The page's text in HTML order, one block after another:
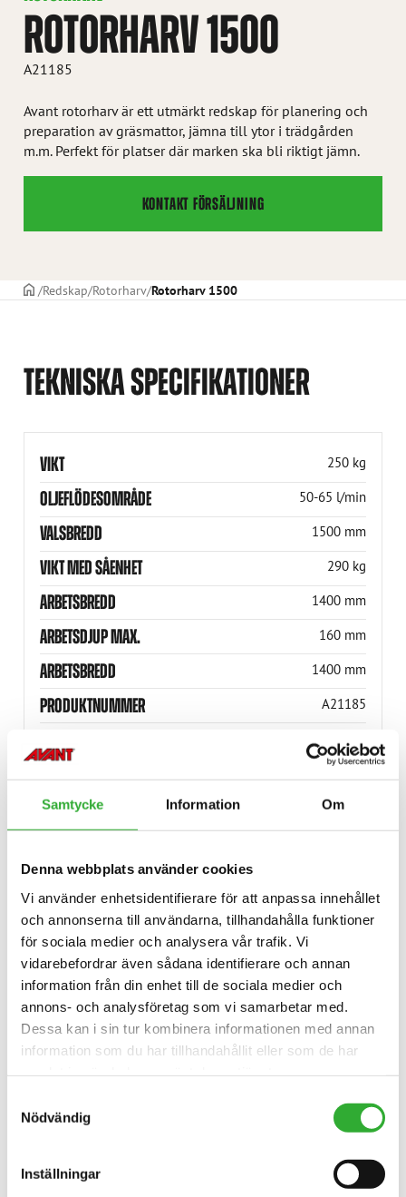
Samtycke Information Om
Denna webbplats använder cookies
Vi använder enhetsidentifierare för att anpassa innehållet
och annonserna till användarna, tillhandahålla funktioner
för sociala medier och analysera vår trafik. Vi
vidarebefordrar även sådana identifierare och annan
information från din enhet till de sociala medier och
annons- och analysföretag som vi samarbetar med.
Dessa kan i sin tur kombinera informationen med annan
information som du har tillhandahållit eller som de har
Nödvändig
Inställningar
ROTORHARV 1500
A21185
Avant rotorharv är ett utmärkt redskap för planering och
preparation av gräsmattor, jämna till ytor i trädgården
m.m. Perfekt för platser där marken ska bli riktigt jämn.
KONTAKT FÖRSÄLJNING
STARTSIDAN
Redskap Rotorharv Rotorharv 1500
TEKNISKA SPECIFIKATIONER
VIKT 250 kg
OLJEFLÖDESOMRÅDE 50-65 l/min
VALSBREDD 1500 mm
VIKT MED SÅENHET 290 kg
ARBETSBREDD 1400 mm
ARBETSDJUP MAX. 160 mm
ARBETSBREDD 1400 mm
PRODUKTNUMMER A21185
MODELL
Kompatibel Anpassningsbar Inkompatibel
220
Inkompatibel
225
Inkompatibel
225LPG
Inkompatibel
313S
Inkompatibel
320S
Inkompatibel
320S+
Inkompatibel
420
Inkompatibel
423
Inkompatibel
520
Inkompatibel
523
Inkompatibel
525LPG
Inkompatibel
528
Inkompatibel
530
Inkompatibel
630
Kompatibel
635
Kompatibel
635i
Kompatibel
640
KompatibelKompatibel
645i
Kompatibel
650i
Kompatibel
735
Kompatibel
735i
Kompatibel
745
Kompatibel
750
Kompatibel
755i
Kompatibel
760i
Kompatibel
845
Kompatibel
850
Kompatibel
855i
Kompatibel
860i
Kompatibel
R20
Inkompatibel
R28
Inkompatibel
R35
Kompatibel
e5
Inkompatibel
e513
Inkompatibel
e527
Inkompatibel
e6
Inkompatibel